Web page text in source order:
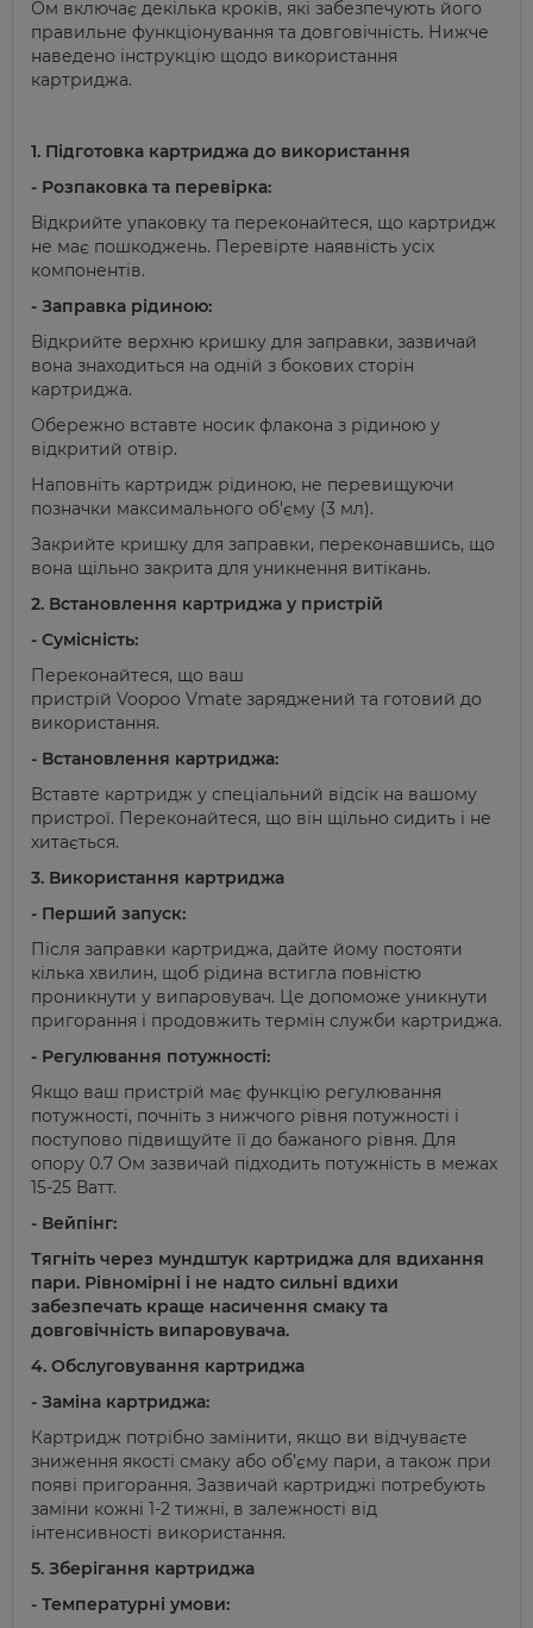
Ом включає декілька кроків, які забезпечують його
правильне функціонування та довговічність. Нижче
наведено інструкцію щодо використання
картриджа.
1. Підготовка картриджа до використання
- Розпаковка та перевірка:
Відкрийте упаковку та переконайтеся, що картридж
не має пошкоджень. Перевірте наявність усіх
компонентів.
- Заправка рідиною:
Відкрийте верхню кришку для заправки, зазвичай
вона знаходиться на одній з бокових сторін
картриджа.
Обережно вставте носик флакона з рідиною у
відкритий отвір.
Наповніть картридж рідиною, не перевищуючи
позначки максимального об'єму (3 мл).
Закрийте кришку для заправки, переконавшись, що
вона щільно закрита для уникнення витікань.
2. Встановлення картриджа у пристрій
- Сумісність:
Переконайтеся, що ваш
пристрій Voopoo Vmate заряджений та готовий до
використання.
- Встановлення картриджа:
Вставте картридж у спеціальний відсік на вашому
пристрої. Переконайтеся, що він щільно сидить і не
хитається.
3. Використання картриджа
- Перший запуск:
Після заправки картриджа, дайте йому постояти
кілька хвилин, щоб рідина встигла повністю
проникнути у випаровувач. Це допоможе уникнути
пригорання і продовжить термін служби картриджа.
- Регулювання потужності:
Якщо ваш пристрій має функцію регулювання
потужності, почніть з нижчого рівня потужності і
поступово підвищуйте її до бажаного рівня. Для
опору 0.7 Ом зазвичай підходить потужність в межах
15-25 Ватт.
- Вейпінг:
Тягніть через мундштук картриджа для вдихання
пари. Рівномірні і не надто сильні вдихи
забезпечать краще насичення смаку та
довговічність випаровувача.
4. Обслуговування картриджа
- Заміна картриджа:
Картридж потрібно замінити, якщо ви відчуваєте
зниження якості смаку або об’єму пари, а також при
появі пригорання. Зазвичай картриджі потребують
заміни кожні 1-2 тижні, в залежності від
інтенсивності використання.
5. Зберігання картриджа
- Температурні умови: